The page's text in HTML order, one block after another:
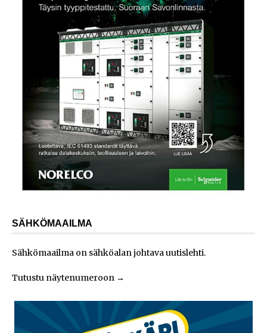
SÄHKÖMAAILMA
Sähkömaailma on sähköalan johtava uutislehti.
Tutustu näytenumeroon →